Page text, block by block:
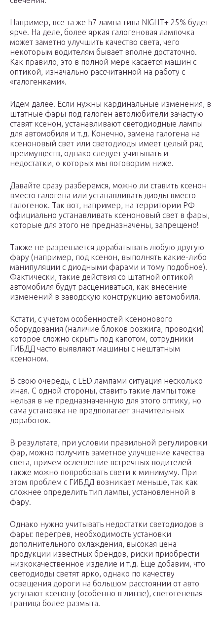
Например, все та же h7 лампа типа NIGHT+ 25% будет
ярче. На деле, более яркая галогеновая лампочка
может заметно улучшить качество света, чего
некоторым водителям бывает вполне достаточно.
Как правило, это в полной мере касается машин с
оптикой, изначально рассчитанной на работу с
«галогенками».
Идем далее. Если нужны кардинальные изменения, в
штатные фары под галоген автолюбители зачастую
ставят ксенон, устанавливают светодиодные лампы
для автомобиля и т.д. Конечно, замена галогена на
ксеноновый свет или светодиоды имеет целый ряд
преимуществ, однако следует учитывать и
недостатки, о которых мы поговорим ниже.
Давайте сразу разберемся, можно ли ставить ксенон
вместо галогена или устанавливать диоды вместо
галогенок. Так вот, например, на территории РФ
официально устанавливать ксеноновый свет в фары,
которые для этого не предназначены, запрещено!
Также не разрешается дорабатывать любую другую
фару (например, под ксенон, выполнять какие-либо
манипуляции с диодными фарами и тому подобное).
Фактически, такие действия со штатной оптикой
автомобиля будут расцениваться, как внесение
изменений в заводскую конструкцию автомобиля.
Кстати, с учетом особенностей ксенонового
оборудования (наличие блоков розжига, проводки)
которое сложно скрыть под капотом, сотрудники
ГИБДД часто выявляют машины с нештатным
ксеноном.
В свою очередь, с LED лампами ситуация несколько
иная. С одной стороны, ставить такие лампы тоже
нельзя в не предназначенную для этого оптику, но
сама установка не предполагает значительных
доработок.
В результате, при условии правильной регулировки
фар, можно получить заметное улучшение качества
света, причем ослепление встречных водителей
также можно попробовать свети к минимуму. При
этом проблем с ГИБДД возникает меньше, так как
сложнее определить тип лампы, установленной в
фару.
Однако нужно учитывать недостатки светодиодов в
фары: перегрев, необходимость установки
дополнительного охлаждения, высокая цена
продукции известных брендов, риски приобрести
низкокачественное изделие и т.д. Еще добавим, что
светодиоды светят ярко, однако по качеству
освещения дороги на большом расстоянии от авто
уступают ксенону (особенно в линзе), светотеневая
граница более размыта.